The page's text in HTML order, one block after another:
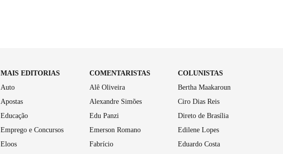
MAIS EDITORIAS
Auto
Apostas
Educação
Emprego e Concursos
Eloos
COMENTARISTAS
Alê Oliveira
Alexandre Simões
Edu Panzi
Emerson Romano
Fabrício
COLUNISTAS
Bertha Maakaroun
Ciro Dias Reis
Direto de Brasília
Edilene Lopes
Eduardo Costa